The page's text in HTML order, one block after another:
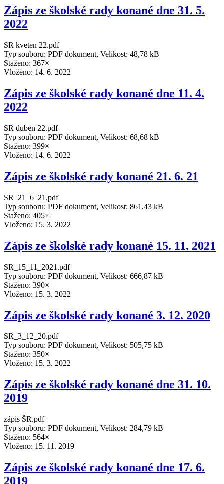
Zápis ze školské rady konané dne 31. 5.
2022
SR kveten 22.pdf
Typ souboru: PDF dokument, Velikost: 48,78 kB
Staženo: 367×
Vloženo: 14. 6. 2022
Zápis ze školské rady konané dne 11. 4.
2022
SR duben 22.pdf
Typ souboru: PDF dokument, Velikost: 68,68 kB
Staženo: 399×
Vloženo: 14. 6. 2022
Zápis ze školské rady konané 21. 6. 21
SR_21_6_21.pdf
Typ souboru: PDF dokument, Velikost: 861,43 kB
Staženo: 405×
Vloženo: 15. 3. 2022
Zápis ze školské rady konané 15. 11. 2021
SR_15_11_2021.pdf
Typ souboru: PDF dokument, Velikost: 666,87 kB
Staženo: 390×
Vloženo: 15. 3. 2022
Zápis ze školské rady konané 3. 12. 2020
SR_3_12_20.pdf
Typ souboru: PDF dokument, Velikost: 505,75 kB
Staženo: 350×
Vloženo: 15. 3. 2022
Zápis ze školské rady konané dne 31. 10.
2019
zápis ŠR.pdf
Typ souboru: PDF dokument, Velikost: 284,79 kB
Staženo: 564×
Vloženo: 15. 11. 2019
Zápis ze školské rady konané dne 17. 6.
2019